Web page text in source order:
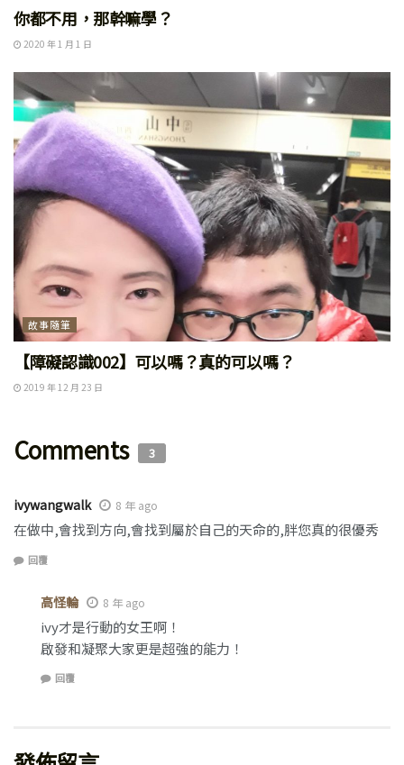
你都不用，那幹嘛學？
2020 年 1 月 1 日
故事隨筆
【障礙認識002】可以嗎？真的可以嗎？
2019 年 12 月 23 日
Comments 3
ivywangwalk 8 年 ago
在做中,會找到方向,會找到屬於自己的天命的,胖您真的很優秀
回覆
高怪輪 8 年 ago
ivy才是行動的女王啊！
啟發和凝聚大家更是超強的能力！
回覆